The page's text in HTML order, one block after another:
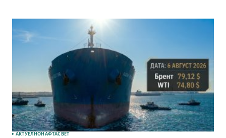
АКТУЕЛНОНАФТАСВЕТ